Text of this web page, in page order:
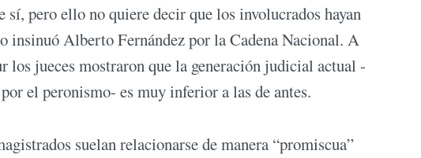
pero ello no quiere decir que los involucrados hayan
insinuó Alberto Fernández por la Cadena Nacional. A
jueces mostraron que la generación judicial actual -
el peronismo- es muy inferior a las de antes.
suelan relacionarse de manera “promiscua”